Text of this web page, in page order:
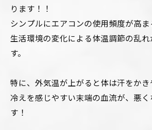
ります！！
シンプルにエアコンの使用頻度が高ま
生活環境の変化による体温調節の乱
す。
特に、外気温が上がると体は汗をか
冷えを感じやすい末端の血流が、悪
す！